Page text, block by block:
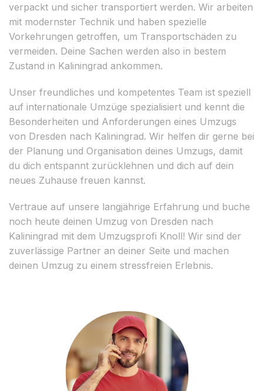
verpackt und sicher transportiert werden. Wir arbeiten
mit modernster Technik und haben spezielle
Vorkehrungen getroffen, um Transportschäden zu
vermeiden. Deine Sachen werden also in bestem
Zustand in Kaliningrad ankommen.
Unser freundliches und kompetentes Team ist speziell
auf internationale Umzüge spezialisiert und kennt die
Besonderheiten und Anforderungen eines Umzugs
von Dresden nach Kaliningrad. Wir helfen dir gerne bei
der Planung und Organisation deines Umzugs, damit
du dich entspannt zurücklehnen und dich auf dein
neues Zuhause freuen kannst.
Vertraue auf unsere langjährige Erfahrung und buche
noch heute deinen Umzug von Dresden nach
Kaliningrad mit dem Umzugsprofi Knoll! Wir sind der
zuverlässige Partner an deiner Seite und machen
deinen Umzug zu einem stressfreien Erlebnis.